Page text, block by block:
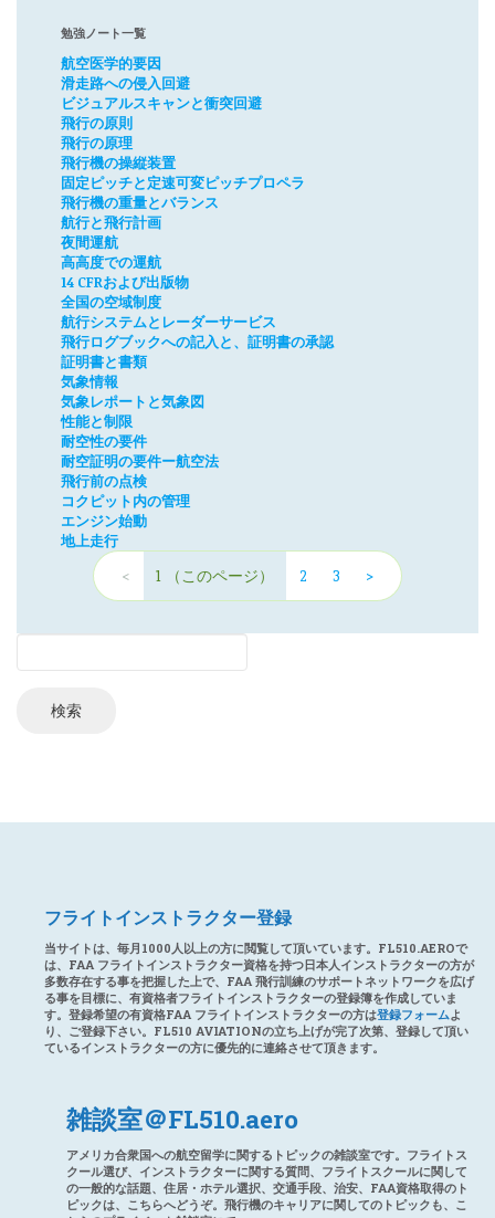
勉強ノート一覧
航空医学的要因
滑走路への侵入回避
ビジュアルスキャンと衝突回避
飛行の原則
飛行の原理
飛行機の操縦装置
固定ピッチと定速可変ピッチプロペラ
飛行機の重量とバランス
航行と飛行計画
夜間運航
高高度での運航
14 CFRおよび出版物
全国の空域制度
航行システムとレーダーサービス
飛行ログブックへの記入と、証明書の承認
証明書と書類
気象情報
気象レポートと気象図
性能と制限
耐空性の要件
耐空証明の要件ー航空法
飛行前の点検
コクピット内の管理
エンジン始動
地上走行
< 1 （このページ） 2 3 >
フライトインストラクター登録
当サイトは、毎月1000人以上の方に閲覧して頂いています。FL510.AEROで
は、FAA フライトインストラクター資格を持つ日本人インストラクターの方が
多数存在する事を把握した上で、FAA 飛行訓練のサポートネットワークを広げ
る事を目標に、有資格者フライトインストラクターの登録簿を作成していま
す。登録希望の有資格FAA フライトインストラクターの方は登録フォームよ
り、ご登録下さい。FL510 AVIATIONの立ち上げが完了次第、登録して頂い
ているインストラクターの方に優先的に連絡させて頂きます。
雑談室＠FL510.aero
アメリカ合衆国への航空留学に関するトピックの雑談室です。フライトス
クール選び、インストラクターに関する質問、フライトスクールに関して
の一般的な話題、住居・ホテル選択、交通手段、治安、FAA資格取得のト
ピックは、こちらへどうぞ。飛行機のキャリアに関してのトピックも、こ